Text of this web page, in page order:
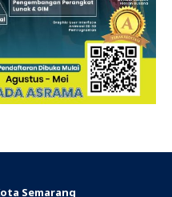
Semarang